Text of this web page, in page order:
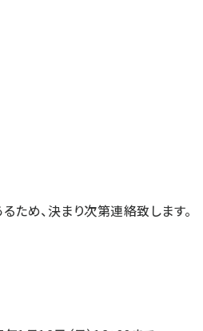
め、決まり次第連絡致します。